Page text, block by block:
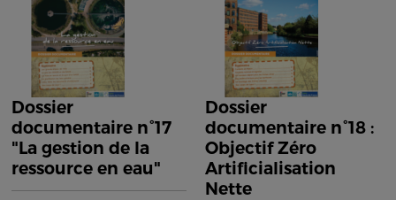
Dossier
documentaire n°17
"La gestion de la
ressource en eau"
Dossier
documentaire n°18 :
Objectif Zéro
Artificialisation
Nette